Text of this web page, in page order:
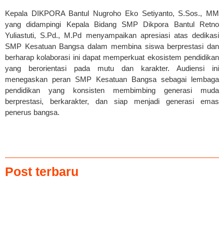
Kepala DIKPORA Bantul Nugroho Eko Setiyanto, S.Sos., MM
yang didampingi Kepala Bidang SMP Dikpora Bantul Retno
Yuliastuti, S.Pd., M.Pd menyampaikan apresiasi atas dedikasi
SMP Kesatuan Bangsa dalam membina siswa berprestasi dan
berharap kolaborasi ini dapat memperkuat ekosistem pendidikan
yang berorientasi pada mutu dan karakter. Audiensi ini
menegaskan peran SMP Kesatuan Bangsa sebagai lembaga
pendidikan yang konsisten membimbing generasi muda
berprestasi, berkarakter, dan siap menjadi generasi emas
penerus bangsa.
Post terbaru